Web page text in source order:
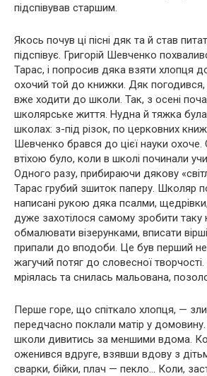
підспівував старшим.
Якось почув ці пісні дяк та й став
підспівує. Григорій Шевченко
Тарас, і попросив дяка взяти хлопця
охочий той до книжки. Дяк
вже ходити до школи. Так, з осені
школярське життя. Нудна й тяжка була
школах: з-під різок, по церковних
Шевченко брався до цієї науки
втіхою було, коли в школі починали
Одного разу, прибираючи дякову
Тарас грубий зшиток паперу. Школяр
написані рукою дяка псалми, щедрівки,
дуже захотілося самому зробити таку
обмалювати візерунками, вписати
припали до вподоби. Це був перший
жагучий потяг до словесної творчості.
мріялась та снилась мальована,
Перше горе, що спіткало хлопця, —
передчасно поклали матір у
школи дивитись за меншими вдома.
оженився вдруге, взявши вдову з
сварки, бійки, плач — пекло… Коли,